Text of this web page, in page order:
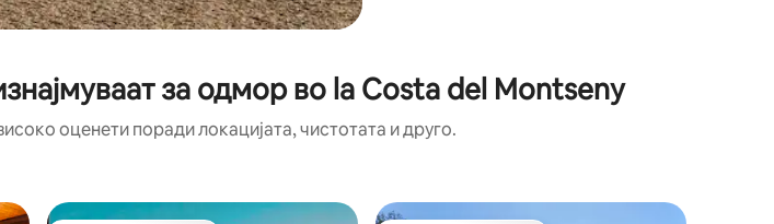
за одмор во la Costa del Montseny
оценети поради локацијата, чистотата и друго.